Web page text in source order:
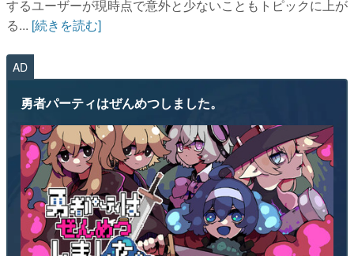
するユーザーが現時点で意外と少ないこともトピックに上が
る... [続きを読む]
AD
勇者パーティはぜんめつしました。